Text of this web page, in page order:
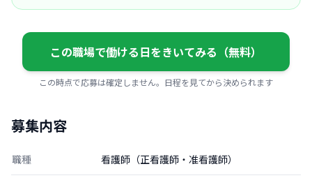
この職場で働ける日をきいてみる（無料）
この時点で応募は確定しません。日程を見てから決められます
募集内容
職種 看護師（正看護師・准看護師）